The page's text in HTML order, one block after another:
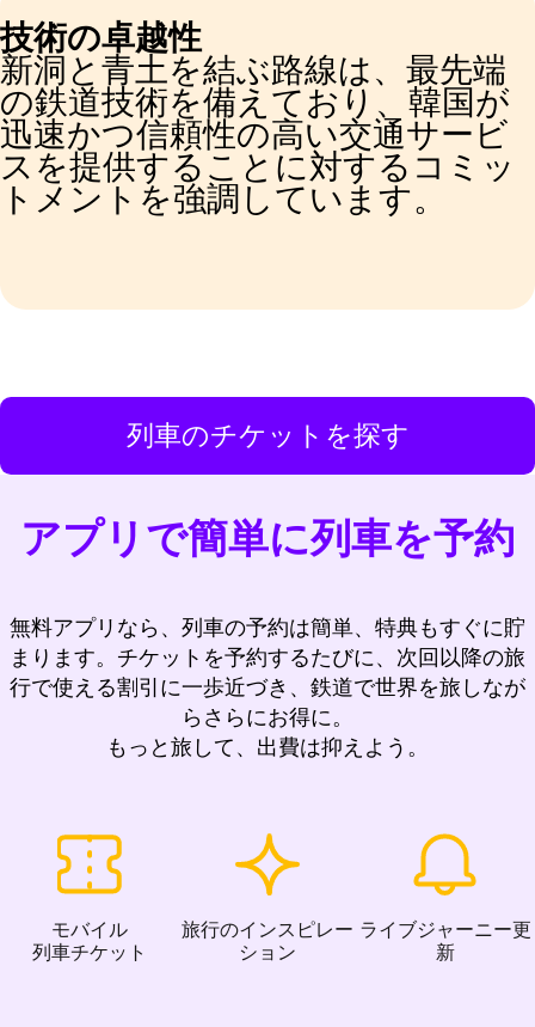
技術の卓越性
新洞と青土を結ぶ路線は、最先端
の鉄道技術を備えており、韓国が
迅速かつ信頼性の高い交通サービ
スを提供することに対するコミッ
トメントを強調しています。
列車のチケットを探す
アプリで簡単に列車を予約
無料アプリなら、列車の予約は簡単、特典もすぐに貯
まります。チケットを予約するたびに、次回以降の旅
行で使える割引に一歩近づき、鉄道で世界を旅しなが
らさらにお得に。
もっと旅して、出費は抑えよう。
モバイル
列車チケット
旅行のインスピレー
ション
ライブジャーニー更
新